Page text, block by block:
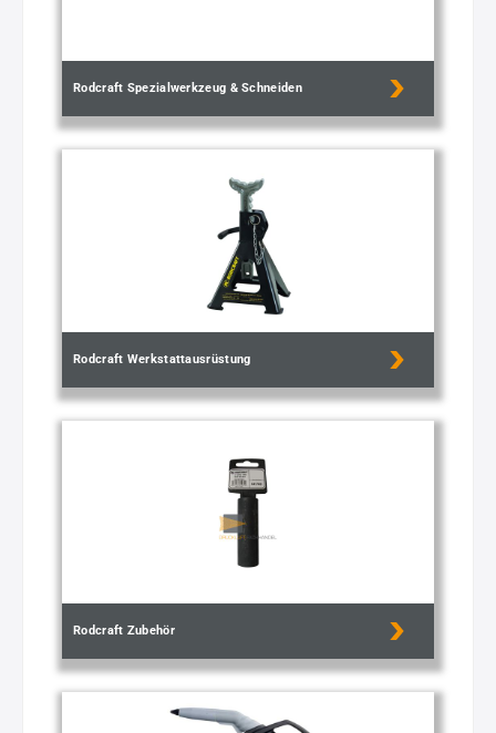
Rodcraft Spezialwerkzeug & Schneiden
Rodcraft Werkstattausrüstung
Rodcraft Zubehör